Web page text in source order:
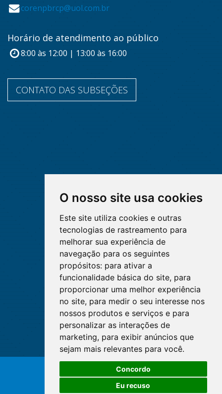
O nosso site usa cookies
Este site utiliza cookies e outras
tecnologias de rastreamento para
melhorar sua experiência de
navegação para os seguintes
propósitos: para ativar a
funcionalidade básica do site, para
proporcionar uma melhor experiência
no site, para medir o seu interesse nos
nossos produtos e serviços e para
personalizar as interações de
marketing, para exibir anúncios que
sejam mais relevantes para você.
Concordo
Eu recuso
corenpbrcp@uol.com.br
Horário de atendimento ao público
8:00 às 12:00 | 13:00 às 16:00
CONTATO DAS SUBSEÇÕES
© Copyright 2026 - Cofen/CORENs